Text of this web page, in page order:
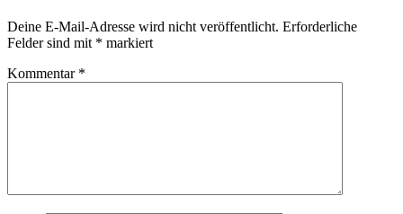
Deine E-Mail-Adresse wird nicht veröffentlicht. Erforderliche
Felder sind mit * markiert
Kommentar *